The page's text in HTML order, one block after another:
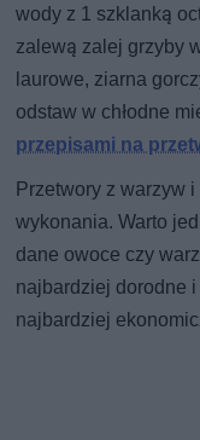
wody z 1 szklanką
zalewą zalej grzyby
laurowe, ziarna
odstaw w chłodne
przepisami na
Przetwory z warzyw
wykonania. Warto
dane owoce czy
najbardziej dorodne
najbardziej